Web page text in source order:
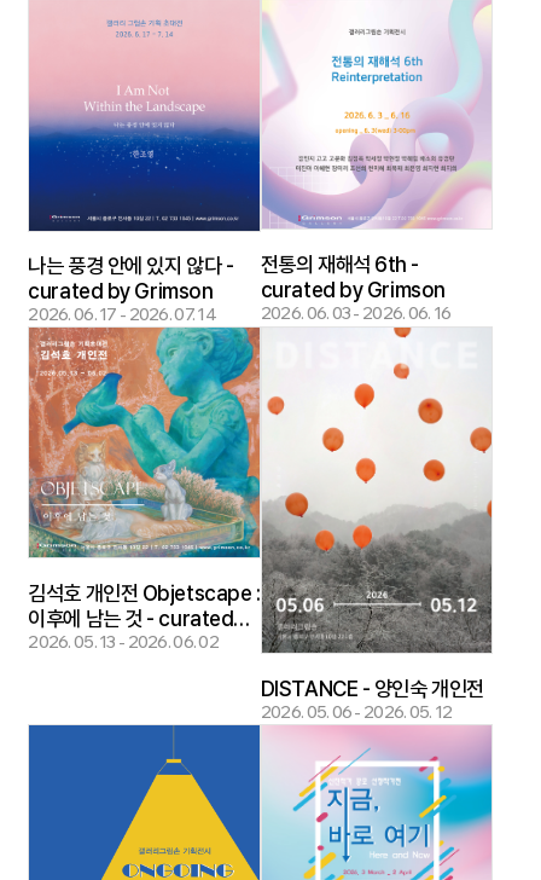
나는 풍경 안에 있지 않다 -
curated by Grimson
2026. 06. 17 - 2026. 07. 14
전통의 재해석 6th -
curated by Grimson
2026. 06. 03 - 2026. 06. 16
김석호 개인전 Objetscape :
이후에 남는 것 - curated
by Grimson
2026. 05. 13 - 2026. 06. 02
DISTANCE - 양인숙 개인전
2026. 05. 06 - 2026. 05. 12